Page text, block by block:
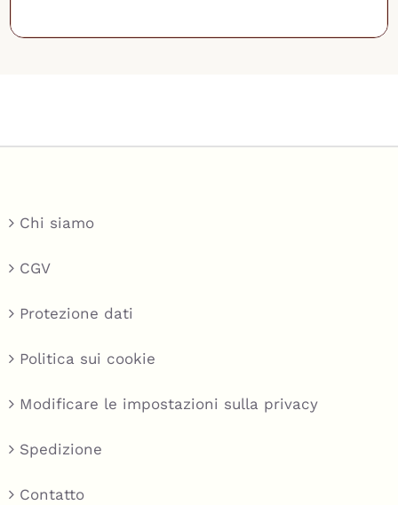
Chi siamo
CGV
Protezione dati
Politica sui cookie
Modificare le impostazioni sulla privacy
Spedizione
Contatto